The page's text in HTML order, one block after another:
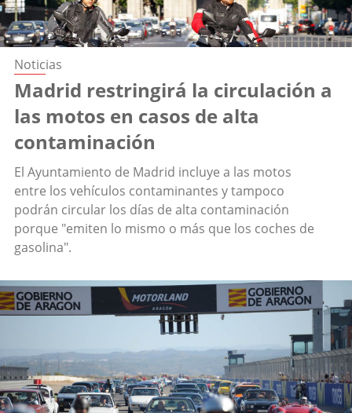
Noticias
Madrid restringirá la circulación a
las motos en casos de alta
contaminación
El Ayuntamiento de Madrid incluye a las motos
entre los vehículos contaminantes y tampoco
podrán circular los días de alta contaminación
porque "emiten lo mismo o más que los coches de
gasolina".